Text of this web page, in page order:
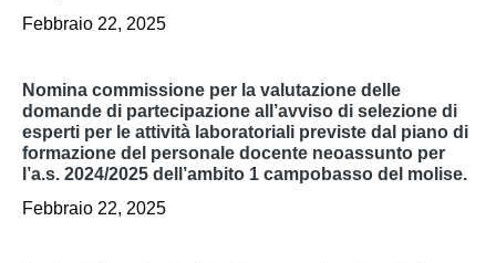
Febbraio 22, 2025
nomina commissione per la valutazione delle
domande di partecipazione all’avviso di selezione di
esperti per le attività laboratoriali previste dal piano di
formazione del personale docente neoassunto per
l’a.s. 2024/2025 dell’ambito 1 campobasso del molise.
Febbraio 22, 2025